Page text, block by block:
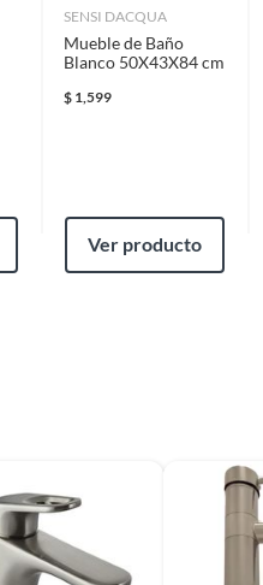
SENSI DACQUA
Mueble de Baño
Blanco 50X43X84 cm
$ 1,599
Ver producto